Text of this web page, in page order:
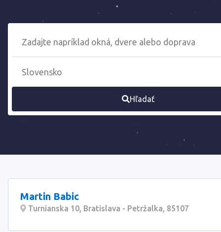
Hľadať
Martin Babic
Turnianska 10, Bratislava - Petržalka, 85107